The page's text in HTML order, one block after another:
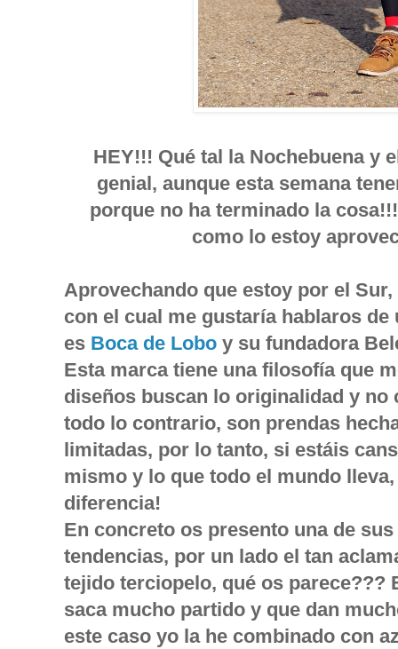
HEY!!! Qué tal la Nochebuena y
genial, aunque esta semana
porque no ha terminado la
como lo estoy
Aprovechando que estoy por el
con el cual me gustaría hablaros
es Boca de Lobo y su fundadora
Esta marca tiene una filosofía que
diseños buscan lo originalidad y no
todo lo contrario, son prendas
limitadas, por lo tanto, si estáis
mismo y lo que todo el mundo
diferencia!
En concreto os presento una de sus
tendencias, por un lado el tan
tejido terciopelo, qué os parece???
saca mucho partido y que dan
este caso yo la he combinado con